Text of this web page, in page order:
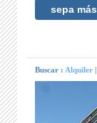
sepa más
Buscar : Alquiler